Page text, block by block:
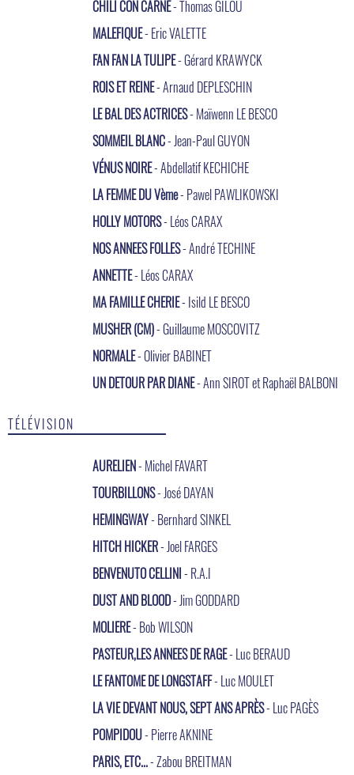
CHILI CON CARNE- Thomas GILOU
MALEFIQUE- Eric VALETTE
FAN FAN LA TULIPE- Gérard KRAWYCK
ROIS ET REINE- Arnaud DEPLESCHIN
LE BAL DES ACTRICES- Maïwenn LE BESCO
SOMMEIL BLANC- Jean-Paul GUYON
VÉNUS NOIRE- Abdellatif KECHICHE
LA FEMME DU Vème- Pawel PAWLIKOWSKI
HOLLY MOTORS- Léos CARAX
NOS ANNEES FOLLES- André TECHINE
ANNETTE- Léos CARAX
MA FAMILLE CHERIE- Isild LE BESCO
MUSHER (CM)- Guillaume MOSCOVITZ
NORMALE- Olivier BABINET
UN DETOUR PAR DIANE- Ann SIROT et Raphaël BALBONI
TÉLÉVISION
AURELIEN- Michel FAVART
TOURBILLONS- José DAYAN
HEMINGWAY- Bernhard SINKEL
HITCH HICKER- Joel FARGES
BENVENUTO CELLINI- R.A.I
DUST AND BLOOD- Jim GODDARD
MOLIERE- Bob WILSON
PASTEUR,LES ANNEES DE RAGE- Luc BERAUD
LE FANTOME DE LONGSTAFF- Luc MOULET
LA VIE DEVANT NOUS, SEPT ANS APRÈS- Luc PAGÈS
POMPIDOU- Pierre AKNINE
PARIS, ETC...- Zabou BREITMAN